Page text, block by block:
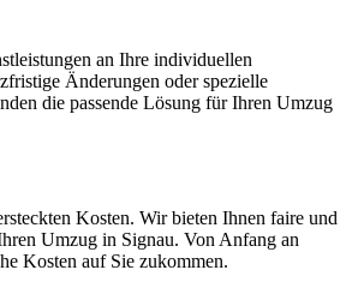
an Ihre individuellen
Änderungen oder spezielle
die passende Lösung für Ihren Umzug
Kosten. Wir bieten Ihnen faire und
Umzug in Signau. Von Anfang an
Kosten auf Sie zukommen.